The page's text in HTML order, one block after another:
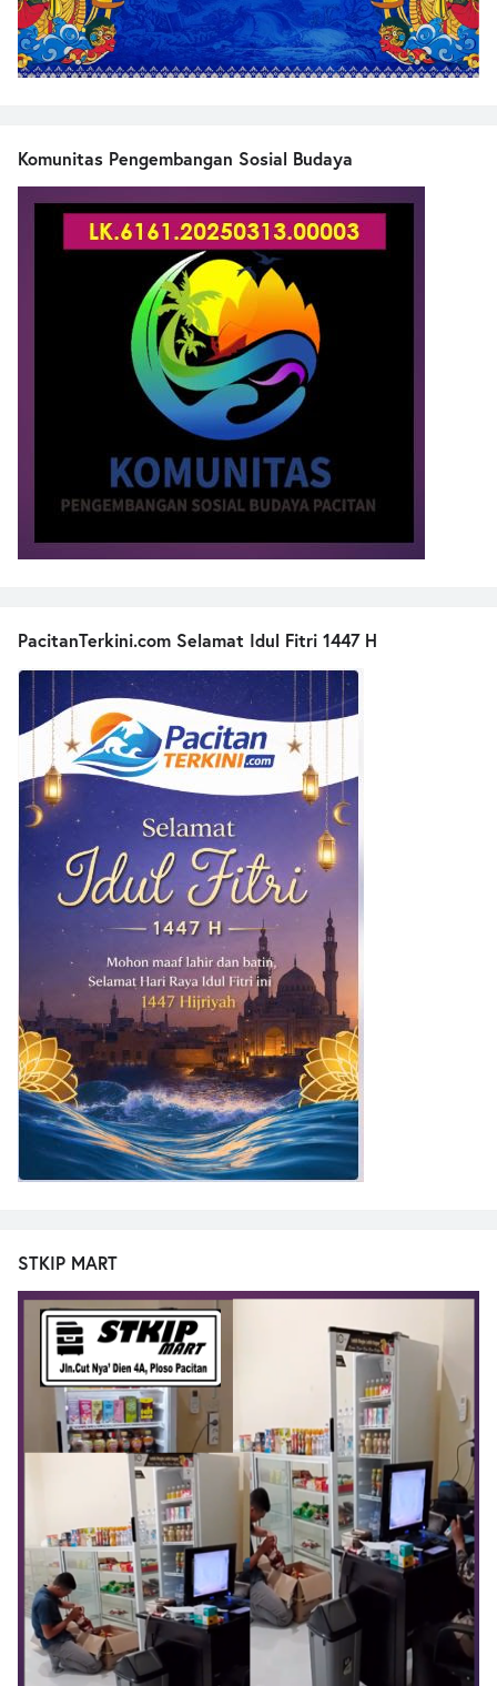
Komunitas Pengembangan Sosial Budaya
PacitanTerkini.com Selamat Idul Fitri 1447 H
STKIP MART